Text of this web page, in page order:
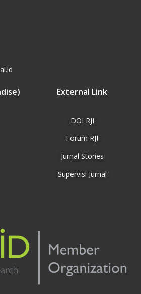
External Link
DOI RJI
Forum RJI
Jurnal Stories
Supervisi Jurnal